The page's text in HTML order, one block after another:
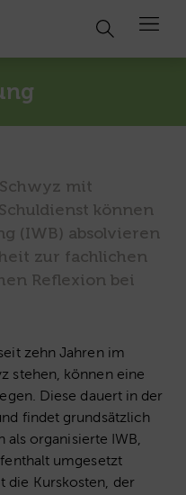
mit
können
(IWB) absolvieren
zur fachlichen
Reflexion bei
zehn Jahren im
stehen, können eine
Diese dauert in der
findet grundsätzlich
als organisierte IWB,
umgesetzt
die Kurskosten, der